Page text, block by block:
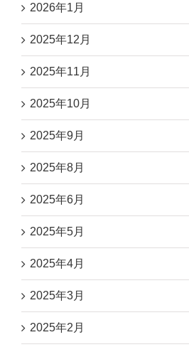
2026年1月
2025年12月
2025年11月
2025年10月
2025年9月
2025年8月
2025年6月
2025年5月
2025年4月
2025年3月
2025年2月